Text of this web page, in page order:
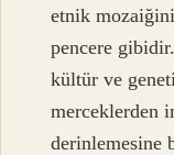
etnik
pencere
kültür ve
merceklerden
derinlemesine